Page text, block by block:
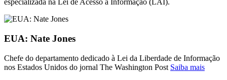
especializada na Lei de Acesso à Informação (LAI).
EUA: Nate Jones
Chefe do departamento dedicado à Lei da Liberdade de Informação
nos Estados Unidos do jornal The Washington Post Saiba mais